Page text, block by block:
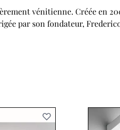
vénitienne. Créée en
par son fondateur,